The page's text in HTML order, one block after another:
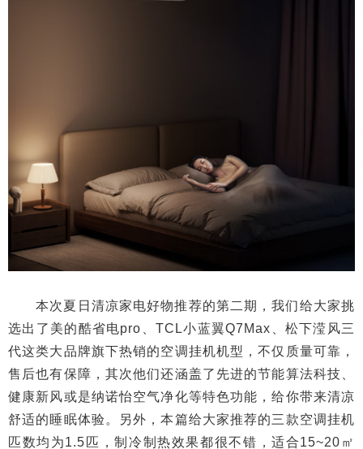
本次夏日清凉家电好物推荐的第二期，我们给大家挑
选出了美的酷省电pro、TCL小蓝翼Q7Max、松下滢风三
代这类大品牌旗下热销的空调挂机机型，不仅质量可靠，
售后也有保障，其次他们还涵盖了先进的节能算法科技、
健康新风或是纳诺怡空气净化等特色功能，给你带来清凉
舒适的睡眠体验。另外，本篇给大家推荐的三款空调挂机
匹数均为1.5匹，制冷制热效果都很不错，适合15~20㎡